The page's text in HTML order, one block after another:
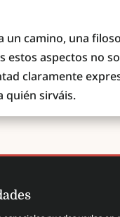
un camino, una
aspectos no
claramente
quién sirváis.